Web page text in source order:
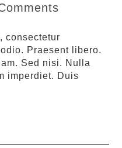
consectetur
libero.
nisi. Nulla
Duis